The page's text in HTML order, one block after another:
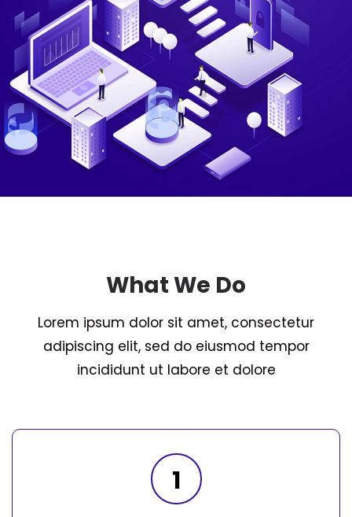
What We Do
Lorem ipsum dolor sit amet, consectetur
adipiscing elit, sed do eiusmod tempor
incididunt ut labore et dolore
1